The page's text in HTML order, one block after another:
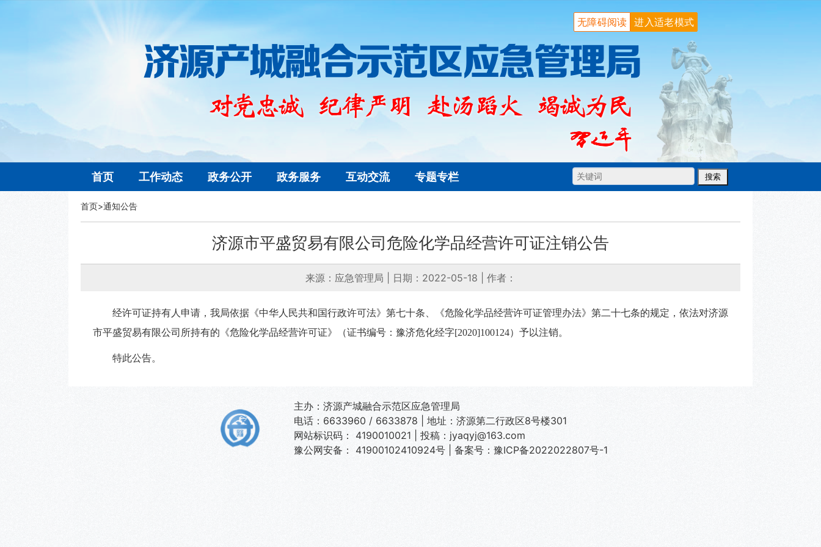
进入适老模式
无障碍阅读
首页 工作动态 政务公开 政务服务 互动交流 专题专栏
首页>通知公告
济源市平盛贸易有限公司危险化学品经营许可证注销公告
来源：应急管理局 日期：2022-05-18 作者：
经许可证持有人申请，我局依据《中华人民共和国行政许可法》第七十条、《危险化学品经营许可证管理办法》第二十七条的规定，依法对济源
市平盛贸易有限公司所持有的《危险化学品经营许可证》（证书编号：豫济危化经字[2020]100124）予以注销。
特此公告。
主办：济源产城融合示范区应急管理局
电话：6633960 / 6633878 | 地址：济源第二行政区8号楼301
网站标识码： 4190010021 | 投稿：jyaqyj@163.com
豫公网安备： 41900102410924号| 备案号：豫ICP备2022022807号-1